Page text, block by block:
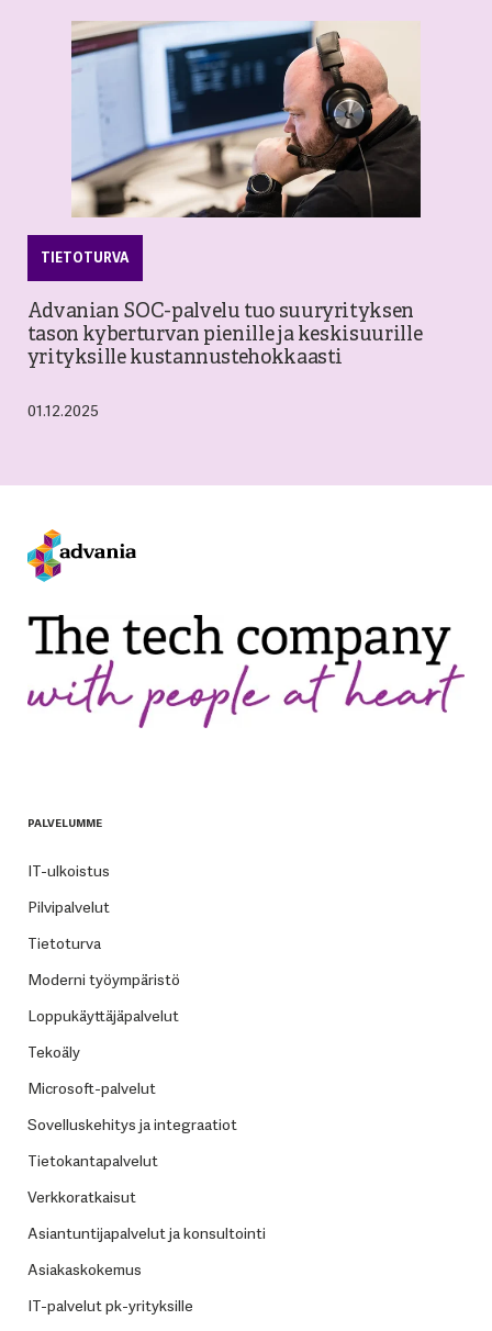
TIETOTURVA
Advanian SOC-palvelu tuo suuryrityksen
tason kyberturvan pienille ja keskisuurille
yrityksille kustannustehokkaasti
01.12.2025
PALVELUMME
IT-ulkoistus
Pilvipalvelut
Tietoturva
Moderni työympäristö
Loppukäyttäjäpalvelut
Tekoäly
Microsoft-palvelut
Sovelluskehitys ja integraatiot
Tietokantapalvelut
Verkkoratkaisut
Asiantuntijapalvelut ja konsultointi
Asiakaskokemus
IT-palvelut pk-yrityksille